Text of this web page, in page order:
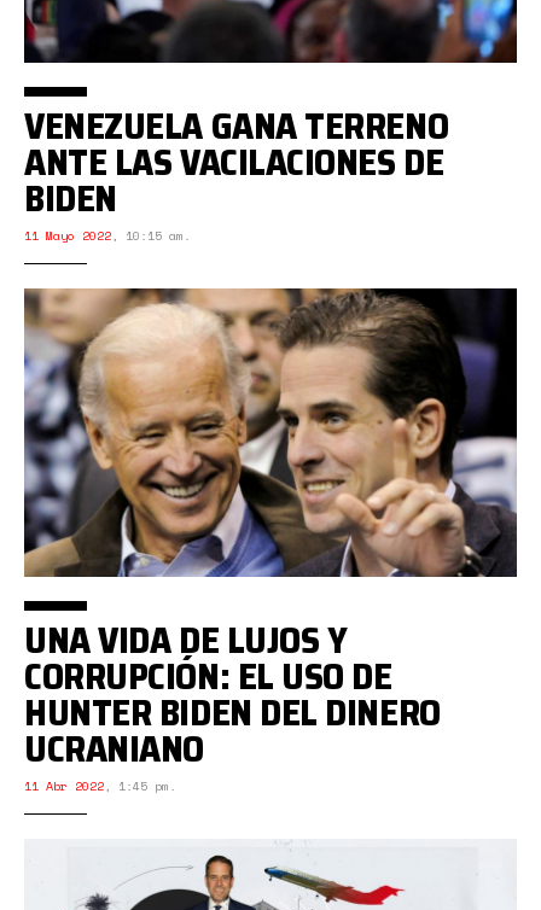
VENEZUELA GANA TERRENO
ANTE LAS VACILACIONES DE
BIDEN
11 Mayo 2022, 10:15 am.
UNA VIDA DE LUJOS Y
CORRUPCIÓN: EL USO DE
HUNTER BIDEN DEL DINERO
UCRANIANO
11 Abr 2022, 1:45 pm.